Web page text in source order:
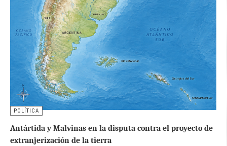
POLÍTICA
Antártida y Malvinas en la disputa contra el proyecto de
extranjerización de la tierra